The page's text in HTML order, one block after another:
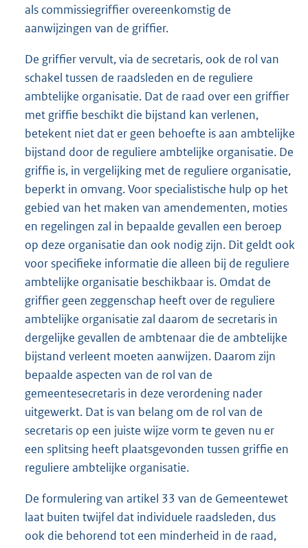
als commissiegriffier overeenkomstig de
aanwijzingen van de griffier.
De griffier vervult, via de secretaris, ook de rol van
schakel tussen de raadsleden en de reguliere
ambtelijke organisatie. Dat de raad over een griffier
met griffie beschikt die bijstand kan verlenen,
betekent niet dat er geen behoefte is aan ambtelijke
bijstand door de reguliere ambtelijke organisatie. De
griffie is, in vergelijking met de reguliere organisatie,
beperkt in omvang. Voor specialistische hulp op het
gebied van het maken van amendementen, moties
en regelingen zal in bepaalde gevallen een beroep
op deze organisatie dan ook nodig zijn. Dit geldt ook
voor specifieke informatie die alleen bij de reguliere
ambtelijke organisatie beschikbaar is. Omdat de
griffier geen zeggenschap heeft over de reguliere
ambtelijke organisatie zal daarom de secretaris in
dergelijke gevallen de ambtenaar die de ambtelijke
bijstand verleent moeten aanwijzen. Daarom zijn
bepaalde aspecten van de rol van de
gemeentesecretaris in deze verordening nader
uitgewerkt. Dat is van belang om de rol van de
secretaris op een juiste wijze vorm te geven nu er
een splitsing heeft plaatsgevonden tussen griffie en
reguliere ambtelijke organisatie.
De formulering van artikel 33 van de Gemeentewet
laat buiten twijfel dat individuele raadsleden, dus
ook die behorend tot een minderheid in de raad,